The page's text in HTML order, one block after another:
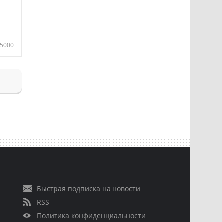
5000
Быстрая подписка на новости
RSS
Политика конфиденциальности